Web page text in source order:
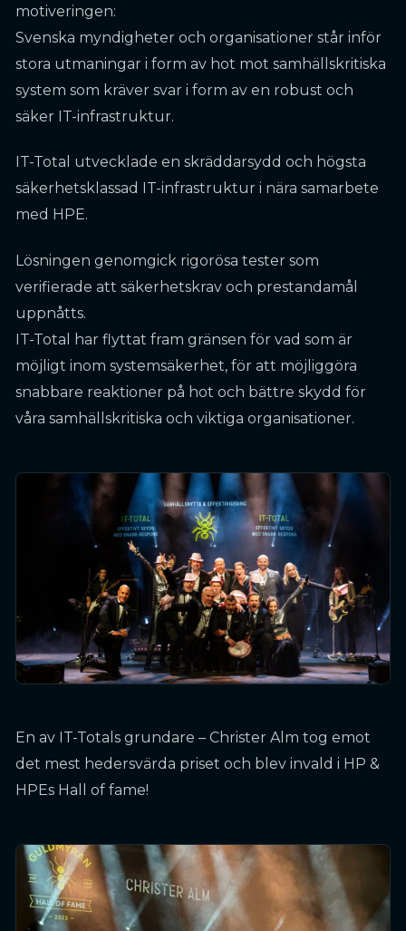
motiveringen:
Svenska myndigheter och organisationer står inför
stora utmaningar i form av hot mot samhällskritiska
system som kräver svar i form av en robust och
säker IT-infrastruktur.
IT-Total utvecklade en skräddarsydd och högsta
säkerhetsklassad IT-infrastruktur i nära samarbete
med HPE.
Lösningen genomgick rigorösa tester som
verifierade att säkerhetskrav och prestandamål
uppnåtts.
IT-Total har flyttat fram gränsen för vad som är
möjligt inom systemsäkerhet, för att möjliggöra
snabbare reaktioner på hot och bättre skydd för
våra samhällskritiska och viktiga organisationer.
En av IT-Totals grundare – Christer Alm tog emot
det mest hedersvärda priset och blev invald i HP &
HPEs Hall of fame!